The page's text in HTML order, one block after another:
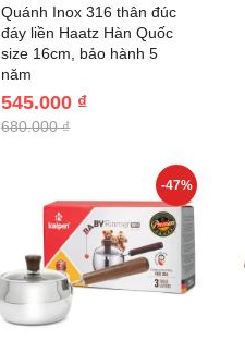
Quánh Inox 316 thân đúc
đáy liền Haatz Hàn Quốc
size 16cm, bảo hành 5
năm
545.000 ₫
680.000 ₫
-47%